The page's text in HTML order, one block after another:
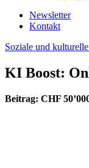
Newsletter
Kontakt
Soziale und
KI Boost:
Beitrag: CHF